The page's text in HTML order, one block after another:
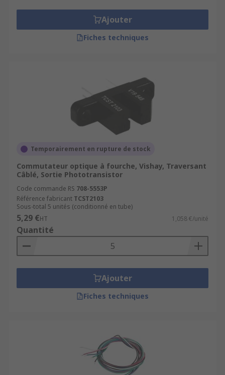
Ajouter
Fiches techniques
Temporairement en rupture de stock
Commutateur optique à fourche, Vishay, Traversant
Câblé, Sortie Phototransistor
Code commande RS 708-5553P
Référence fabricant TCST2103
Sous-total 5 unités (conditionné en tube)
5,29 €HT 1,058 €/unité
Quantité
Ajouter
Fiches techniques